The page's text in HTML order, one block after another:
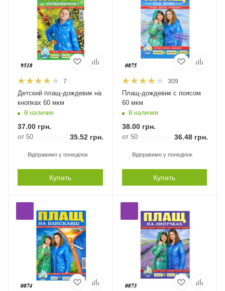
7
Детский плащ-дождевик на
кнопках 60 мкм
В наличии
37.00 грн.
от 50 35.52 грн.
Відправимо у понеділок
Купить
309
Плащ-дождевик с поясом
60 мкм
В наличии
38.00грн.
от 50 36.48грн.
Відправимо у понеділок
Купить